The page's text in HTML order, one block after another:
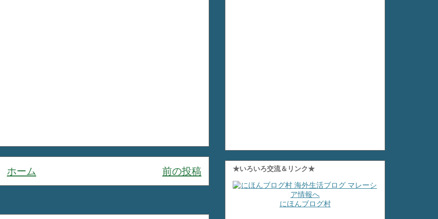
前の投稿
ホーム ★いろいろ交流＆リンク★
にほんブログ村